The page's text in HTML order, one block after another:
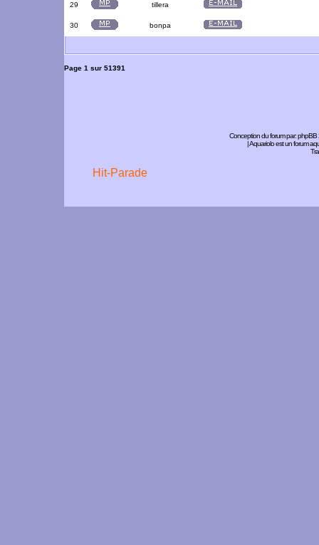
29 tillera
30 bonpa
Page 1 sur 51391
Conception du forum par:phpBB
| Aquariolo est un forum